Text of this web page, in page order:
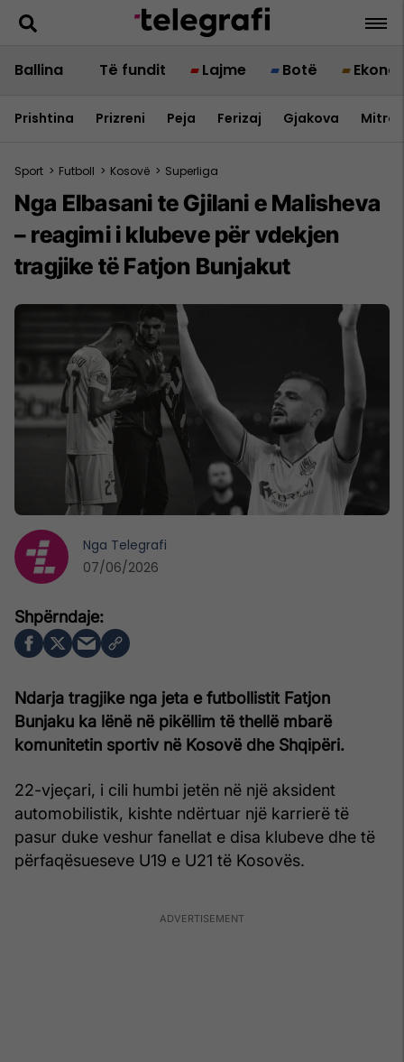
Ballina Të fundit Lajme Botë
Prishtina Prizreni Peja Ferizaj Gjakova
Sport > Futboll > Kosovë > Superliga
Nga Elbasani te Gjilani e Malisheva
– reagimi i klubeve për vdekjen
tragjike të Fatjon Bunjakut
Ndarja tragjike nga jeta e futbollistit Fatjon
Bunjaku ka lënë në pikëllim të thellë mbarë
komunitetin sportiv në Kosovë dhe Shqipëri.
22-vjeçari, i cili humbi jetën në një aksident
automobilistik, kishte ndërtuar një karrierë të
pasur duke veshur fanellat e disa klubeve dhe të
përfaqësueseve U19 e U21 të Kosovës.
Nga Telegrafi
07/06/2026